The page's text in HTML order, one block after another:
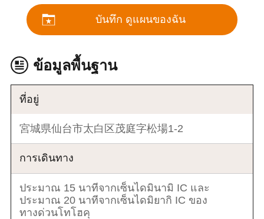
บันทึก ดูแผนของฉัน
ข้อมูลพื้นฐาน
ที่อยู่
宮城県仙台市太白区茂庭字松場1-2
การเดินทาง
ประมาณ 15 นาทีจากเซ็นไดมินามิ IC และ
ประมาณ 20 นาทีจากเซ็นไดมิยากิ IC ของ
ทางด่วนโทโฮคุ